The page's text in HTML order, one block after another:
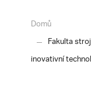
Domů
Fakulta
inovativní